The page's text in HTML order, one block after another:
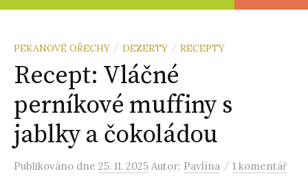
PEKANOVÉ OŘECHY / DEZERTY / RECEPTY
Recept: Vláčné
perníkové muffiny s
jablky a čokoládou
Publikováno dne 25. 11. 2025 Autor: Pavlína / 1 komentář